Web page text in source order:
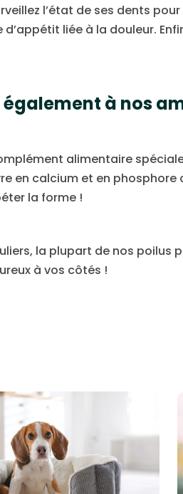
l’état de ses dents
liée à la douleur.
à nos
alimentaire
en calcium et en
la forme !
la plupart de nos poilus
à vos côtés !